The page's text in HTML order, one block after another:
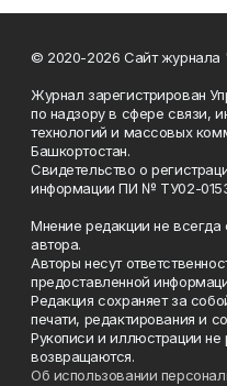
© 2020-2026 Сайт журнала
Журнал зарегистрирован
по надзору в сфере связи,
технологий и массовых
Башкортостан.
Свидетельство о
информации ПИ № ТУ02-
Мнение редакции не всегда
автора.
Авторы несут
предоставленной
Редакция сохраняет за
печати, редактирования и
Рукописи и иллюстрации не
возвращаются.
Об использовании